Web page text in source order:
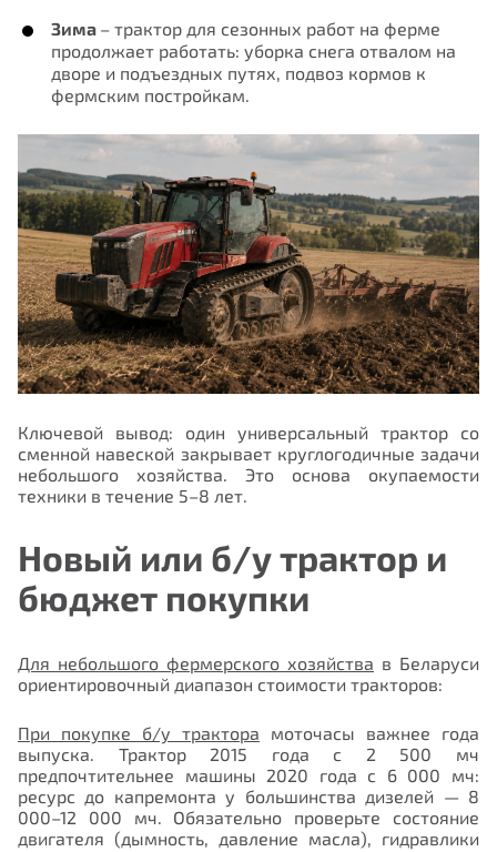
Зима – трактор для сезонных работ на ферме
продолжает работать: уборка снега отвалом на
дворе и подъездных путях, подвоз кормов к
фермским постройкам.
Ключевой вывод: один универсальный трактор со
сменной навеской закрывает круглогодичные задачи
небольшого хозяйства. Это основа окупаемости
техники в течение 5–8 лет.
Новый или б/у трактор и
бюджет покупки
Для небольшого фермерского хозяйства в Беларуси
ориентировочный диапазон стоимости тракторов:
При покупке б/у трактора моточасы важнее года
выпуска. Трактор 2015 года с 2 500 мч
предпочтительнее машины 2020 года с 6 000 мч:
ресурс до капремонта у большинства дизелей — 8
000–12 000 мч. Обязательно проверьте состояние
двигателя (дымность, давление масла), гидравлики